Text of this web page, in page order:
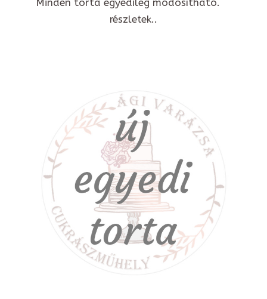
Minden torta egyedileg módosítható.
részletek..